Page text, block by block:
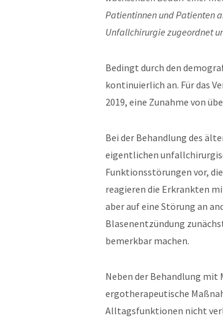
Patientinnen und Patienten
Unfallchirurgie zugeordnet
Bedingt durch den
kontinuierlich an. Für das
2019, eine Zunahme von
Bei der Behandlung des
eigentlichen
Funktionsstörungen vor,
reagieren die Erkrankten
aber auf eine Störung an
Blasenentzündung
bemerkbar machen.
Neben der Behandlung mit
ergotherapeutische
Alltagsfunktionen nicht